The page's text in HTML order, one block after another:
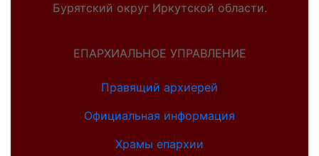
Бурятский округ Иркутской области.
ЕПАРХИАЛЬНОЕ УПРАВЛЕНИЕ
Правящий архиерей
Официальная информация
Храмы епархии